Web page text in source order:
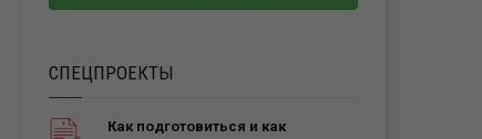
СПЕЦПРОЕКТЫ
Как подготовиться и как